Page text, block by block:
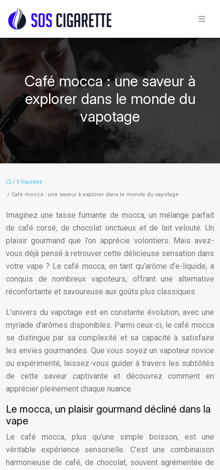
Café mocca : une saveur à
explorer dans le monde du
vapotage
/ E-liquides
/ Café mocca : une saveur à explorer dans le monde du vapotage
Imaginez une tasse fumante de mocca, un mélange parfait
de café corsé, de chocolat onctueux et de lait velouté. Un
plaisir gourmand que l’on apprécie volontiers. Mais avez-
vous déjà pensé à retrouver cette délicieuse sensation dans
votre vape ? Le café mocca, en tant qu’arôme d’e-liquide, a
conquis de nombreux vapoteurs, offrant une alternative
réconfortante et savoureuse aux goûts plus classiques.
L’univers du vapotage est en constante évolution, avec une
myriade d’arômes disponibles. Parmi ceux-ci, le café mocca
se distingue par sa complexité et sa capacité à satisfaire
les envies gourmandes. Que vous soyez un vapoteur novice
ou expérimenté, laissez-vous guider à travers les subtilités
de cette saveur captivante et découvrez comment en
apprécier pleinement chaque nuance.
Le mocca, un plaisir gourmand décliné dans la
vape
Le café mocca, plus qu’une simple boisson, est une
véritable expérience sensorielle. C’est une combinaison
harmonieuse de café, de chocolat, souvent agrémentée de